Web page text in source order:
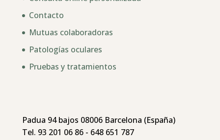
Contacto
Mutuas colaboradoras
Patologías oculares
Pruebas y tratamientos
Padua 94 bajos 08006 Barcelona (España)
Tel. 93 201 06 86 - 648 651 787